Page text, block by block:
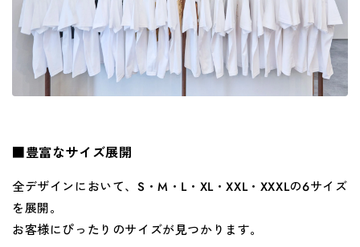
■豊富なサイズ展開
全デザインにおいて、 S ・M ・ L ・ XL・XXL・ XXXLの6サイズ
を展開。
お客様にぴったりのサイズが見つかります。